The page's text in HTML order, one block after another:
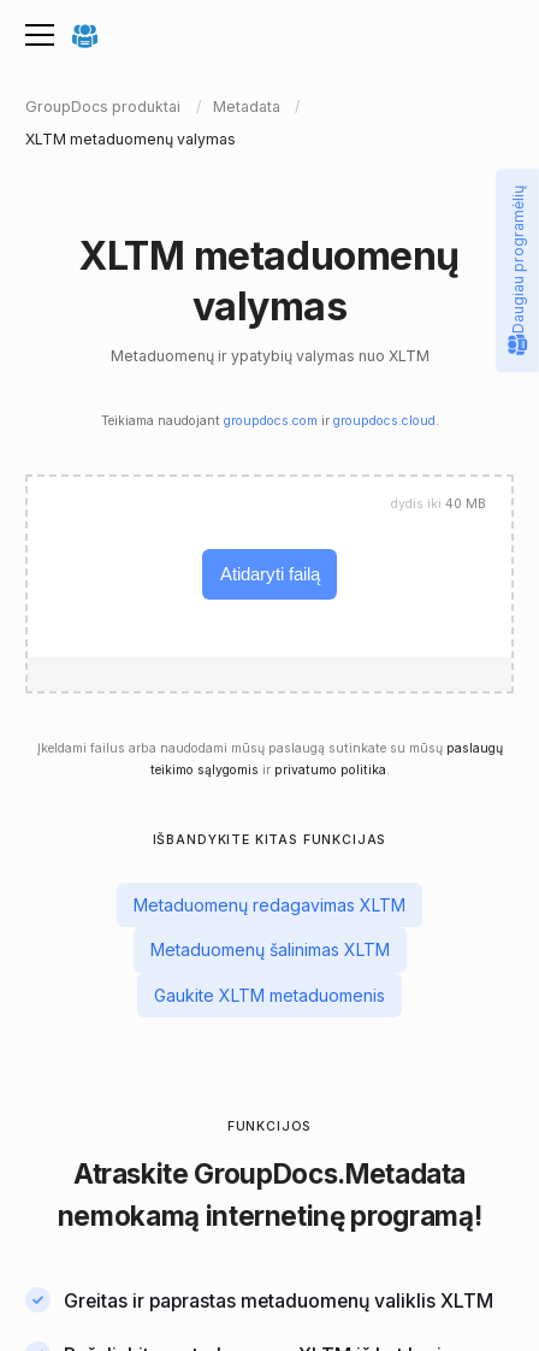
GroupDocs produktai
Metadata
XLTM metaduomenų valymas
XLTM metaduomenų
valymas
Metaduomenų ir ypatybių valymas nuo XLTM
Teikiama naudojant groupdocs.com ir groupdocs.cloud .
Atidaryti failą
dydis iki 40 MB
Įkeldami failus arba naudodami mūsų paslaugą sutinkate su mūsų paslaugų
teikimo sąlygomis ir privatumo politika.
IŠBANDYKITE KITAS FUNKCIJAS
Metaduomenų redagavimas XLTM
Metaduomenų šalinimas XLTM
Gaukite XLTM metaduomenis
FUNKCIJOS
Atraskite GroupDocs.Metadata
nemokamą internetinę programą!
Greitas ir paprastas metaduomenų valiklis XLTM
Daugiau programėlių